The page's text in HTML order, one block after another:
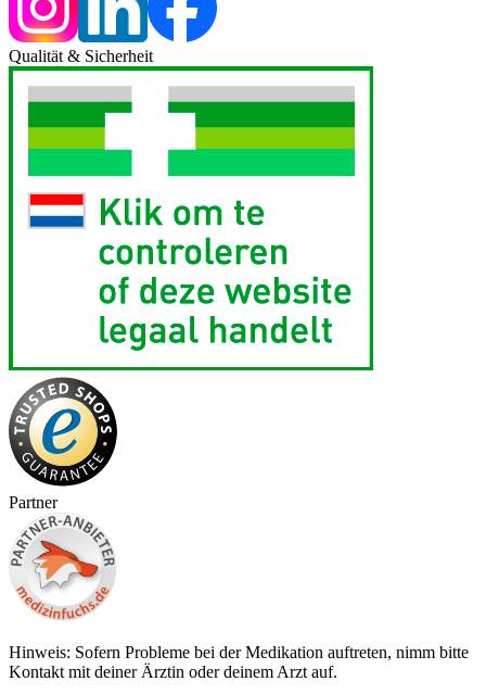
Qualität & Sicherheit
Partner
Hinweis: Sofern Probleme bei der Medikation auftreten, nimm bitte
Kontakt mit deiner Ärztin oder deinem Arzt auf.